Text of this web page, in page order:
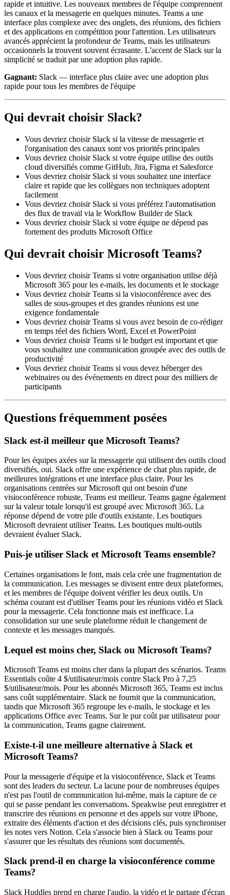
rapide et intuitive. Les nouveaux membres de l'équipe comprennent
les canaux et la messagerie en quelques minutes. Teams a une
interface plus complexe avec des onglets, des réunions, des fichiers
et des applications en compétition pour l'attention. Les utilisateurs
avancés apprécient la profondeur de Teams, mais les utilisateurs
occasionnels la trouvent souvent écrasante. L'accent de Slack sur la
simplicité se traduit par une adoption plus rapide.
Gagnant: Slack — interface plus claire avec une adoption plus
rapide pour tous les membres de l'équipe
Qui devrait choisir Slack?
Vous devriez choisir Slack si la vitesse de messagerie et
l'organisation des canaux sont vos priorités principales
Vous devriez choisir Slack si votre équipe utilise des outils
cloud diversifiés comme GitHub, Jira, Figma et Salesforce
Vous devriez choisir Slack si vous souhaitez une interface
claire et rapide que les collègues non techniques adoptent
facilement
Vous devriez choisir Slack si vous préférez l'automatisation
des flux de travail via le Workflow Builder de Slack
Vous devriez choisir Slack si votre équipe ne dépend pas
fortement des produits Microsoft Office
Qui devrait choisir Microsoft Teams?
Vous devriez choisir Teams si votre organisation utilise déjà
Microsoft 365 pour les e-mails, les documents et le stockage
Vous devriez choisir Teams si la visioconférence avec des
salles de sous-groupes et des grandes réunions est une
exigence fondamentale
Vous devriez choisir Teams si vous avez besoin de co-rédiger
en temps réel des fichiers Word, Excel et PowerPoint
Vous devriez choisir Teams si le budget est important et que
vous souhaitez une communication groupée avec des outils de
productivité
Vous devriez choisir Teams si vous devez héberger des
webinaires ou des événements en direct pour des milliers de
participants
Questions fréquemment posées
Slack est-il meilleur que Microsoft Teams?
Pour les équipes axées sur la messagerie qui utilisent des outils cloud
diversifiés, oui. Slack offre une expérience de chat plus rapide, de
meilleures intégrations et une interface plus claire. Pour les
organisations centrées sur Microsoft qui ont besoin d'une
visioconférence robuste, Teams est meilleur. Teams gagne également
sur la valeur totale lorsqu'il est groupé avec Microsoft 365. La
réponse dépend de votre pile d'outils existante. Les boutiques
Microsoft devraient utiliser Teams. Les boutiques multi-outils
devraient évaluer Slack.
Puis-je utiliser Slack et Microsoft Teams ensemble?
Certaines organisations le font, mais cela crée une fragmentation de
la communication. Les messages se divisent entre deux plateformes,
et les membres de l'équipe doivent vérifier les deux outils. Un
schéma courant est d'utiliser Teams pour les réunions vidéo et Slack
pour la messagerie. Cela fonctionne mais est inefficace. La
consolidation sur une seule plateforme réduit le changement de
contexte et les messages manqués.
Lequel est moins cher, Slack ou Microsoft Teams?
Microsoft Teams est moins cher dans la plupart des scénarios. Teams
Essentials coûte 4 $/utilisateur/mois contre Slack Pro à 7,25
$/utilisateur/mois. Pour les abonnés Microsoft 365, Teams est inclus
sans coût supplémentaire. Slack ne fournit que la communication,
tandis que Microsoft 365 regroupe les e-mails, le stockage et les
applications Office avec Teams. Sur le pur coût par utilisateur pour
la communication, Teams gagne clairement.
Existe-t-il une meilleure alternative à Slack et
Microsoft Teams?
Pour la messagerie d'équipe et la visioconférence, Slack et Teams
sont des leaders du secteur. La lacune pour de nombreuses équipes
n'est pas l'outil de communication lui-même, mais la capture de ce
qui se passe pendant les conversations. Speakwise peut enregistrer et
transcrire des réunions en personne et des appels sur votre iPhone,
extraire des éléments d'action et des décisions clés, puis synchroniser
les notes vers Notion. Cela s'associe bien à Slack ou Teams pour
s'assurer que les résultats des réunions sont documentés.
Slack prend-il en charge la visioconférence comme
Teams?
Slack Huddles prend en charge l'audio, la vidéo et le partage d'écran